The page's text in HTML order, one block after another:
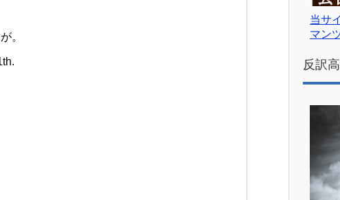
。
当サ
マン
反訳